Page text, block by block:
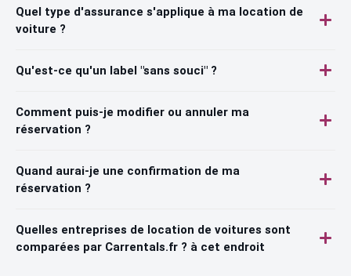
Quel type d'assurance s'applique à ma location de
voiture ?
Qu'est-ce qu'un label "sans souci" ?
Comment puis-je modifier ou annuler ma
réservation ?
Quand aurai-je une confirmation de ma
réservation ?
Quelles entreprises de location de voitures sont
comparées par Carrentals.fr ? à cet endroit